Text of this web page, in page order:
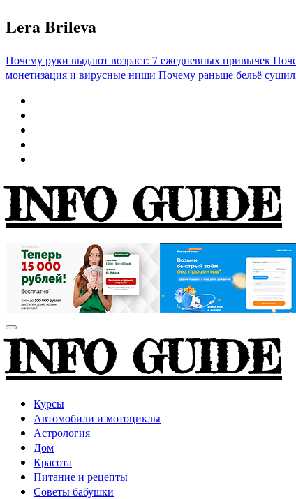
Перейти
к
Lera Brileva
Почему руки выдают возраст: 7 ежедневных привычек
монетизация и вирусные ниши Почему раньше бельё
INFO GUIDE
INFO GUIDE
Курсы
Автомобили и мотоциклы
Астрология
Дом
Красота
Питание и рецепты
Советы бабушки